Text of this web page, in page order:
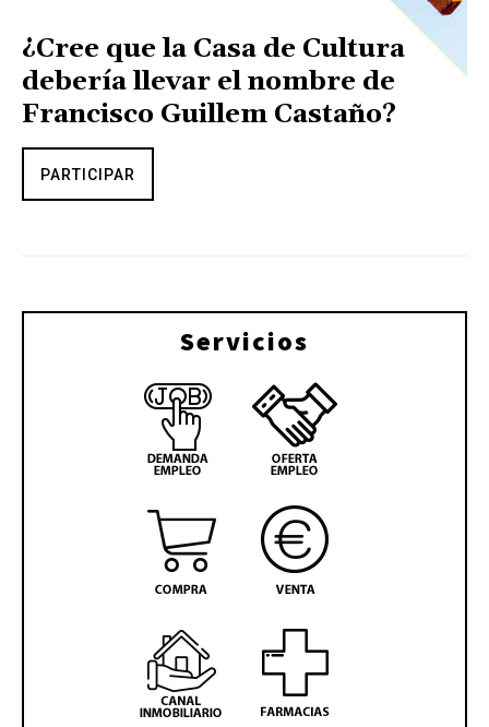
¿Cree que la Casa de Cultura
debería llevar el nombre de
Francisco Guillem Castaño?
PARTICIPAR
Servicios